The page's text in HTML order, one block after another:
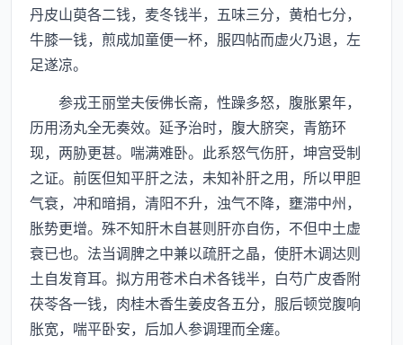
丹皮山萸各二钱，麦冬钱半，五味三分，黄柏七分，
牛膝一钱，煎成加童便一杯，服四帖而虚火乃退，左
足遂凉。
参戎王丽堂夫佞佛长斋，性躁多怒，腹胀累年，
历用汤丸全无奏效。延予治时，腹大脐突，青筋环
现，两胁更甚。喘满难卧。此系怒气伤肝，坤宫受制
之证。前医但知平肝之法，未知补肝之用，所以甲胆
气衰，冲和暗捐，清阳不升，浊气不降，壅滞中州，
胀势更增。殊不知肝木自甚则肝亦自伤，不但中土虚
衰已也。法当调脾之中兼以疏肝之晶，使肝木调达则
土自发育耳。拟方用苍术白术各钱半，白芍广皮香附
茯苓各一钱，肉桂木香生姜皮各五分，服后顿觉腹响
胀宽，喘平卧安，后加人参调理而全瘥。